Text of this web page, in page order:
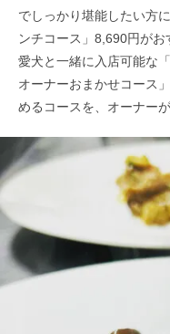
でしっかり堪能したい方
ンチコース」8,690円が
愛犬と一緒に入店可能な
オーナーおまかせコース
めるコースを、オーナーが